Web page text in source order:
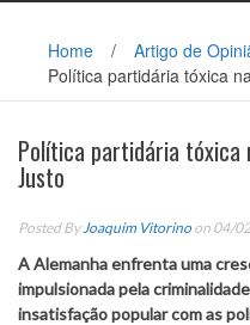
Home / Artigo de
Política partidária tóxica
Política partidária tóxica
Justo
Posted By Joaquim Vitorino on 04/
A Alemanha enfrenta uma
impulsionada pela
insatisfação popular com as